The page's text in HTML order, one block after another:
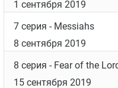
1 сентября 2019
7 серия - Messiahs
8 сентября 2019
8 серия - Fear of the
15 сентября 2019